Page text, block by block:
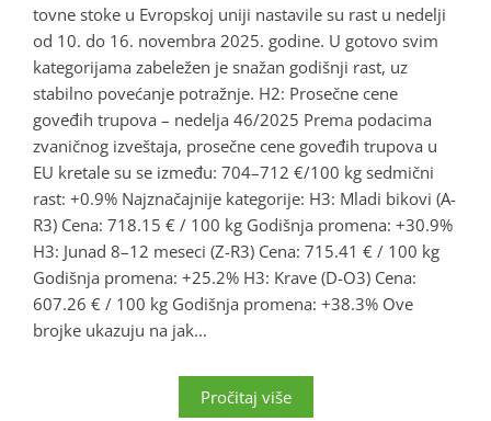
tovne stoke u Evropskoj uniji nastavile su rast u nedelji
od 10. do 16. novembra 2025. godine. U gotovo svim
kategorijama zabeležen je snažan godišnji rast, uz
stabilno povećanje potražnje. H2: Prosečne cene
goveđih trupova – nedelja 46/2025 Prema podacima
zvaničnog izveštaja, prosečne cene goveđih trupova u
EU kretale su se između: 704–712 €/100 kg sedmični
rast: +0.9% Najznačajnije kategorije: H3: Mladi bikovi (A-
R3) Cena: 718.15 € / 100 kg Godišnja promena: +30.9%
H3: Junad 8–12 meseci (Z-R3) Cena: 715.41 € / 100 kg
Godišnja promena: +25.2% H3: Krave (D-O3) Cena:
607.26 € / 100 kg Godišnja promena: +38.3% Ove
brojke ukazuju na jak...
Pročitaj više